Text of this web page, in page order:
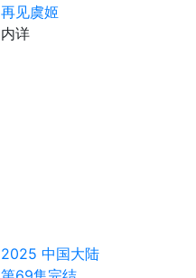
再见虞姬
内详
2025 中国大陆